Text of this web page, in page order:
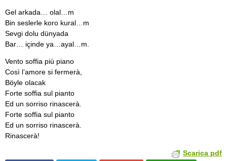
Gel arkada… olal…m
Bin seslerle koro kural…m
Sevgi dolu dünyada
Bar… içinde ya…ayal…m.
Vento soffia più piano
Così l’amore si fermerà,
Böyle olacak
Forte soffia sul pianto
Ed un sorriso rinascerà.
Forte soffia sul pianto
Ed un sorriso rinascerà.
Rinascerà!
Scarica pdf